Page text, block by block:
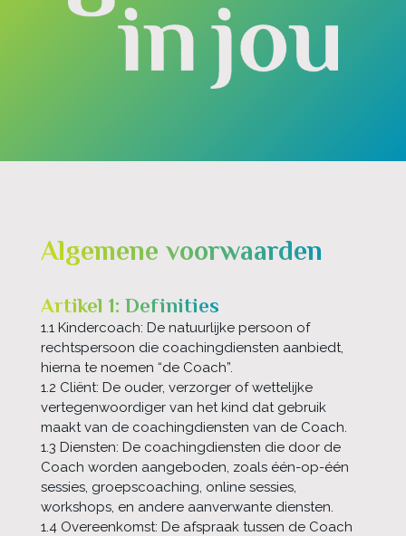
Algemene voorwaarden
Artikel 1: Definities
1.1 Kindercoach: De natuurlijke persoon of
rechtspersoon die coachingdiensten aanbiedt,
hierna te noemen “de Coach”.
1.2 Cliënt: De ouder, verzorger of wettelijke
vertegenwoordiger van het kind dat gebruik
maakt van de coachingdiensten van de Coach.
1.3 Diensten: De coachingdiensten die door de
Coach worden aangeboden, zoals één-op-één
sessies, groepscoaching, online sessies,
workshops, en andere aanverwante diensten.
1.4 Overeenkomst: De afspraak tussen de Coach